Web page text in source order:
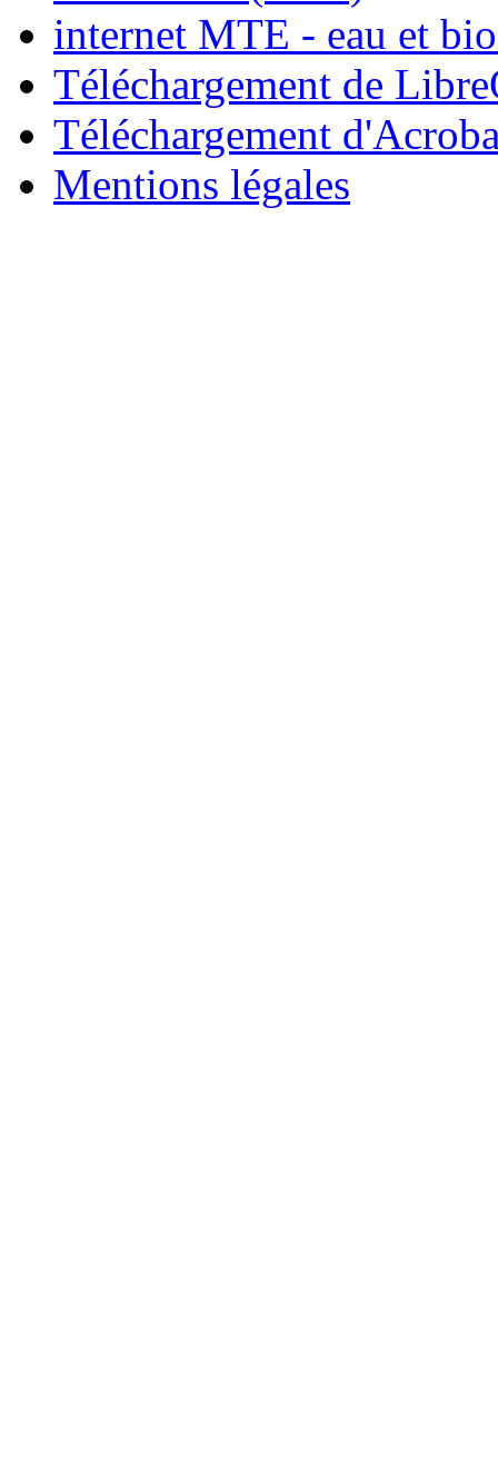
internet MTE - eau et
Téléchargement de
Téléchargement
Mentions légales